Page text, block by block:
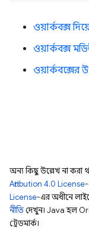
ওয়ার্কবক্স
ওয়ার্কবক্স
ওয়ার্কবক্সের
অন্য কিছু উল্লেখ না করা
Attribution 4.0 License
License-এর অধীনে
নীতিদেখুন। Java হল
ট্রেডমার্ক।